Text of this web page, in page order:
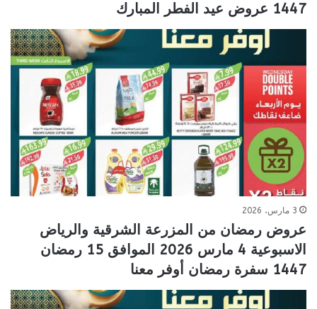
1447 عروض عيد الفطر المبارك
3 مارس، 2026
عروض رمضان من المزرعة الشرقية والرياض
الاسبوعية 4 مارس 2026 الموافق 15 رمضان
1447 سفرة رمضان أوفر معنا